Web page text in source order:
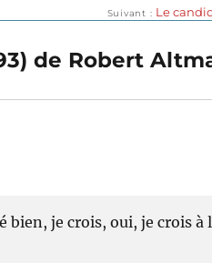
Suivant Le
de Robert
bien, je crois, oui, je crois à